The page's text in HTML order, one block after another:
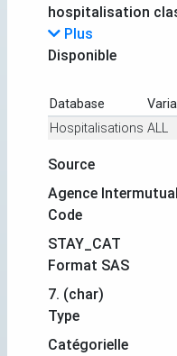
hospitalisation
Plus
Disponible
Database
Hospitalisations ALL
Source
Agence
Code
STAY_CAT
Format SAS
7. (char)
Type
Catégorielle